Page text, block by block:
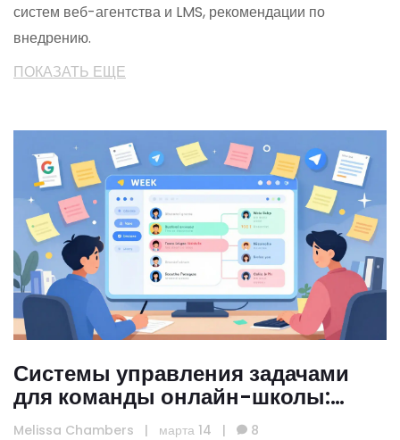
систем веб-агентства и LMS, рекомендации по
внедрению.
ПОКАЗАТЬ ЕЩЕ
Системы управления задачами
для команды онлайн-школы:
лучшие решения 2026 года
Melissa Chambers | марта 14 | 8